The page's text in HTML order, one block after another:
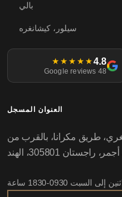
بالي
سيلور، كيشانغره
4.8
★★★★★
48 Google reviews
العنوان المسجل
كالي دونغري، طريق مكرانا، بالقرب من
305801، الهند